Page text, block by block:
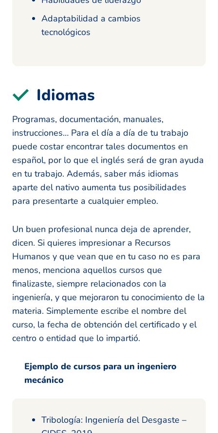
Adaptabilidad a cambios
tecnológicos
Idiomas
Programas, documentación, manuales,
instrucciones… Para el día a día de tu trabajo
puede costar encontrar tales documentos en
español, por lo que el inglés será de gran ayuda
en tu trabajo. Además, saber más idiomas
aparte del nativo aumenta tus posibilidades
para presentarte a cualquier empleo.
Un buen profesional nunca deja de aprender,
dicen. Si quieres impresionar a Recursos
Humanos y que vean que en tu caso no es para
menos, menciona aquellos cursos que
finalizaste, siempre relacionados con la
ingeniería, y que mejoraron tu conocimiento de la
materia. Simplemente escribe el nombre del
curso, la fecha de obtención del certificado y el
centro o entidad que lo impartió.
Ejemplo de cursos para un ingeniero
mecánico
Tribología: Ingeniería del Desgaste –